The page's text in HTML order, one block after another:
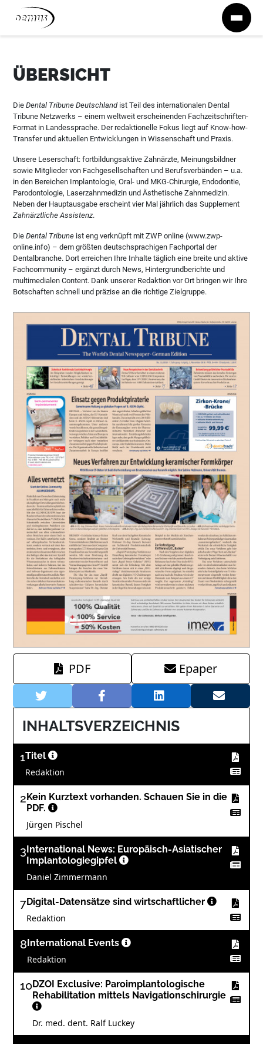
Zum Inhalt springen
ÜBERSICHT
DieDental Tribune Deutschlandist Teil des internationalen Dental
Tribune Netzwerks – einem weltweit erscheinenden Fachzeitschriften-
Format in Landessprache. Der redaktionelle Fokus liegt auf Know-how-
Transfer und aktuellen Entwicklungen in Wissenschaft und Praxis.
Unsere Leserschaft: fortbildungsaktive Zahnärzte, Meinungsbildner
sowie Mitglieder von Fachgesellschaften und Berufsverbänden – u.a.
in den Bereichen Implantologie, Oral- und MKG-Chirurgie, Endodontie,
Parodontologie, Laserzahnmedizin und Ästhetische Zahnmedizin.
Neben der Hauptausgabe erscheint vier Mal jährlich das Supplement
Zahnärztliche Assistenz.
DieDental Tribune ist eng verknüpft mit ZWP online (www.zwp-
online.info) – dem größten deutschsprachigen Fachportal der
Dentalbranche. Dort erreichen Ihre Inhalte täglich eine breite und aktive
Fachcommunity – ergänzt durch News, Hintergrundberichte und
multimedialen Content. Dank unserer Redaktion vor Ort bringen wir Ihre
Botschaften schnell und präzise an die richtige Zielgruppe.
PDF Epaper
INHALTSVERZEICHNIS
1Titel
Redaktion
2 Kein Kurztext vorhanden. Schauen Sie in die
PDF.
Jürgen Pischel
3 International News: Europäisch-Asiatischer
Implantologiegipfel
Daniel Zimmermann
7Digital-Datensätze sind wirtschaftlicher
Redaktion
8 International Events
Redaktion
10DZOI Exclusive: Paroimplantologische
Rehabilitation mittels Navigationschirurgie
Dr. med. dent. Ralf Luckey